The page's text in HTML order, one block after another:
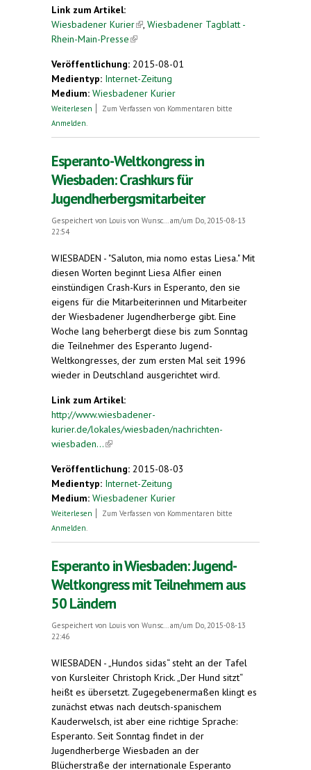
Link zum Artikel:
Wiesbadener Kurier(link is external)
Wiesbadener Tagblatt -
Rhein-Main-Presse(link is external)
Veröffentlichung: 2015-08-01
Medientyp: Internet-Zeitung
Medium: Wiesbadener Kurier
Weiterlesen über Wiesbaden spricht eine Woche lang
Zum Verfassen von Kommentaren bitte
Anmelden
Esperanto-Weltkongress in
Wiesbaden: Crashkurs für
Jugendherbergsmitarbeiter
Gespeichert von Louis von Wunsc...
am/um Do, 2015-08-13
22:54
WIESBADEN - "Saluton, mia nomo estas Liesa." Mit
diesen Worten beginnt Liesa Alfier einen
einstündigen Crash-Kurs in Esperanto, den sie
eigens für die Mitarbeiterinnen und Mitarbeiter
der Wiesbadener Jugendherberge gibt. Eine
Woche lang beherbergt diese bis zum Sonntag
die Teilnehmer des Esperanto Jugend-
Weltkongresses, der zum ersten Mal seit 1996
wieder in Deutschland ausgerichtet wird.
Link zum Artikel:
http://www.wiesbadener-
kurier.de/lokales/wiesbaden/nachrichten-
wiesbaden...(link is external)
Veröffentlichung: 2015-08-03
Medientyp: Internet-Zeitung
Medium: Wiesbadener Kurier
Weiterlesen über Esperanto-Weltkongress in Wiesbaden:
Zum Verfassen von Kommentaren bitte
Anmelden
Esperanto in Wiesbaden: Jugend-
Weltkongress mit Teilnehmern aus
50 Ländern
Gespeichert von Louis von Wunsc...
am/um Do, 2015-08-13
22:46
WIESBADEN - „Hundos sidas“ steht an der Tafel
von Kursleiter Christoph Krick. „Der Hund sitzt“
heißt es übersetzt. Zugegebenermaßen klingt es
zunächst etwas nach deutsch-spanischem
Kauderwelsch, ist aber eine richtige Sprache:
Esperanto. Seit Sonntag findet in der
Jugendherberge Wiesbaden an der
Blücherstraße der internationale Esperanto